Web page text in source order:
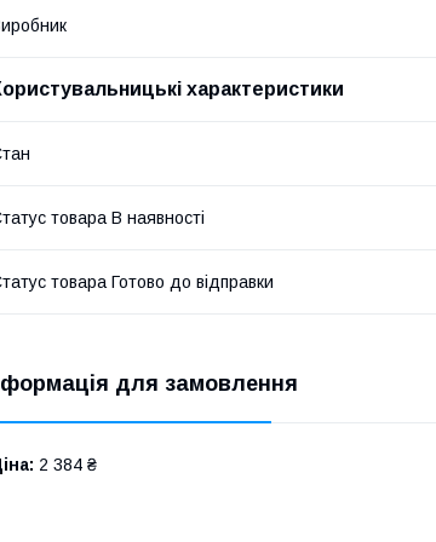
характеристики
товара В наявності
товара Готово до відправки
для замовлення
2 384 ₴